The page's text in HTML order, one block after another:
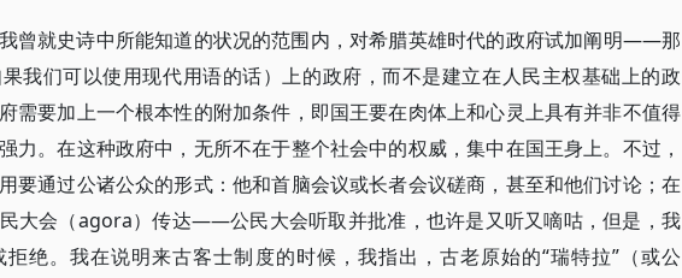
曾就史诗中所能知道的状况的范围内，对希腊英雄时代的政府试加阐明——那
我们可以使用现代用语的话）上的政府，而不是建立在人民主权基础上的政
需要加上一个根本性的附加条件，即国王要在肉体上和心灵上具有并非不值得
力。在这种政府中，无所不在于整个社会中的权威，集中在国王身上。不过，
要通过公诸公众的形式：他和首脑会议或长者会议磋商，甚至和他们讨论；在
大会（agora）传达——公民大会听取并批准，也许是又听又嘀咕，但是，我
绝。我在说明来古客士制度的时候，我指出，古老原始的“瑞特拉”（或公